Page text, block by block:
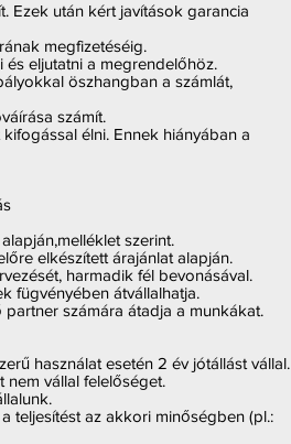
Ezek után kért javítások garancia
megfizetéséig.
és eljutatni a megrendelőhöz.
öszhangban a számlát,
számít.
élni. Ennek hiányában a
szerint.
elkészített árajánlat alapján.
harmadik fél bevonásával.
fügvényében átvállalhatja.
számára átadja a munkákat.
használat esetén 2 év jótállást vállal.
vállal felelőséget.
teljesítést az akkori minőségben (pl.: